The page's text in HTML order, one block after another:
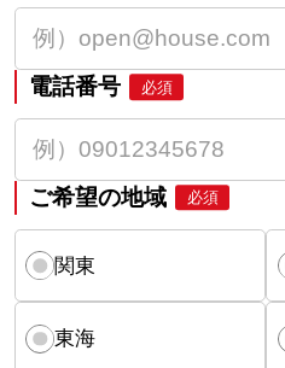
電話番号 必須
ご希望の地域 必須
関東
東海